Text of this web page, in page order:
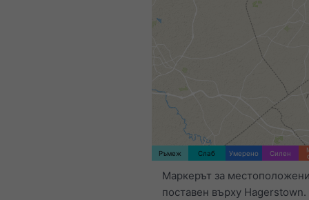
Ръмеж Слаб Умерено Силен
Маркерът за
поставен върху Hagerstown.